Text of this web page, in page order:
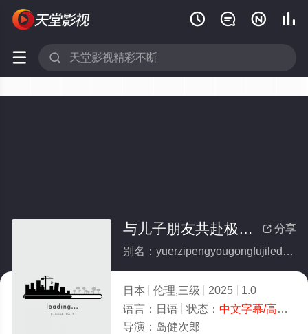
   
 
 分享
与儿子朋友共赴极乐的淫乱寺院
别名：yuerzipengyougongfujiledeyinluansiyuan
日本 伦理,三级 2025
1.0
语言： 日语 状态： 中文字幕/高清
导演： 岛健次郎